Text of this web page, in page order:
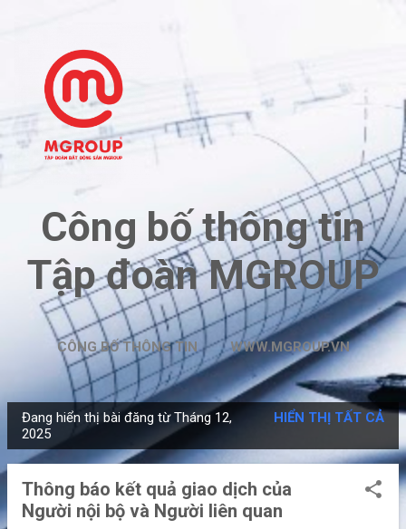
Công bố thông tin
Tập đoàn MGROUP
CÔNG BỐ THÔNG TIN WWW.MGROUP.VN
à
Đang hiển thị bài đăng từ Tháng 12,
2025
HIỂN THỊ TẤT CẢ
Thông báo kết quả giao dịch của
Người nội bộ và Người liên quan